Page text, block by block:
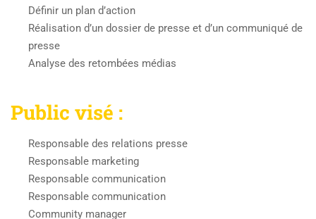
Définir un plan d’action
Réalisation d’un dossier de presse et d’un communiqué de
presse
Analyse des retombées médias
Public visé :
Responsable des relations presse
Responsable marketing
Responsable communication
Responsable communication
Community manager